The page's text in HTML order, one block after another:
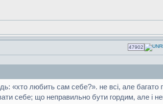
47902
«хто любить сам себе?». не всі, але багато
себе; що неправильно бути гордим, але і